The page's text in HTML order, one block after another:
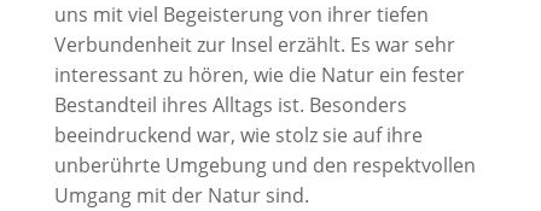
uns mit viel Begeisterung von ihrer tiefen
Verbundenheit zur Insel erzählt. Es war sehr
interessant zu hören, wie die Natur ein fester
Bestandteil ihres Alltags ist. Besonders
beeindruckend war, wie stolz sie auf ihre
unberührte Umgebung und den respektvollen
Umgang mit der Natur sind.